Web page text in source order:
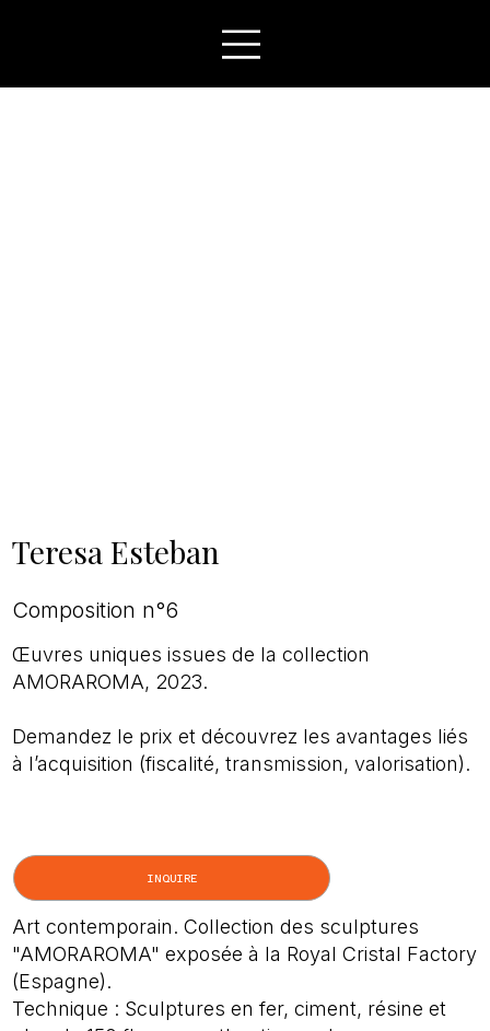
Teresa Esteban
Composition n°6
Œuvres uniques issues de la collection
AMORAROMA, 2023.
Demandez le prix et découvrez les avantages liés
à l’acquisition (fiscalité, transmission, valorisation).
INQUIRE
Art contemporain. Collection des sculptures
"AMORAROMA" exposée à la Royal Cristal Factory
(Espagne).
Technique : Sculptures en fer, ciment, résine et